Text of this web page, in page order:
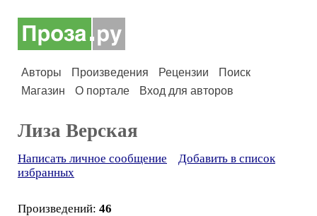
Авторы Произведения Рецензии
Поиск
Магазин
О портале Вход для авторов
Лиза Верская
Написать личное сообщение
Добавить в список
избранных
Произведений: 46